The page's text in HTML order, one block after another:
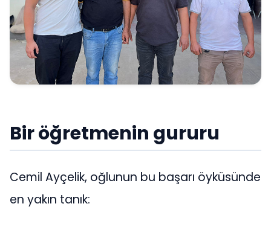
Bir öğretmenin gururu
Cemil Ayçelik, oğlunun bu başarı öyküsünde
en yakın tanık: